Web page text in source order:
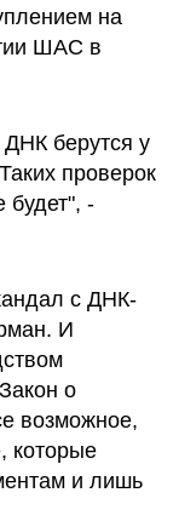
на
ШАС в
берутся у
проверок
будет", -
с ДНК-
И
о
возможное,
которые
и лишь